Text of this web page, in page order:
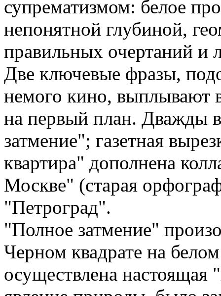
супрематизмом: белое
непонятной глубиной,
правильных очертаний и
Две ключевые фразы,
немого кино,
на первый план. Дважды
затмение"; газетная
квартира" дополнена
Москве" (старая
"Петроград".
"Полное затмение"
Черном квадрате на
осуществлена